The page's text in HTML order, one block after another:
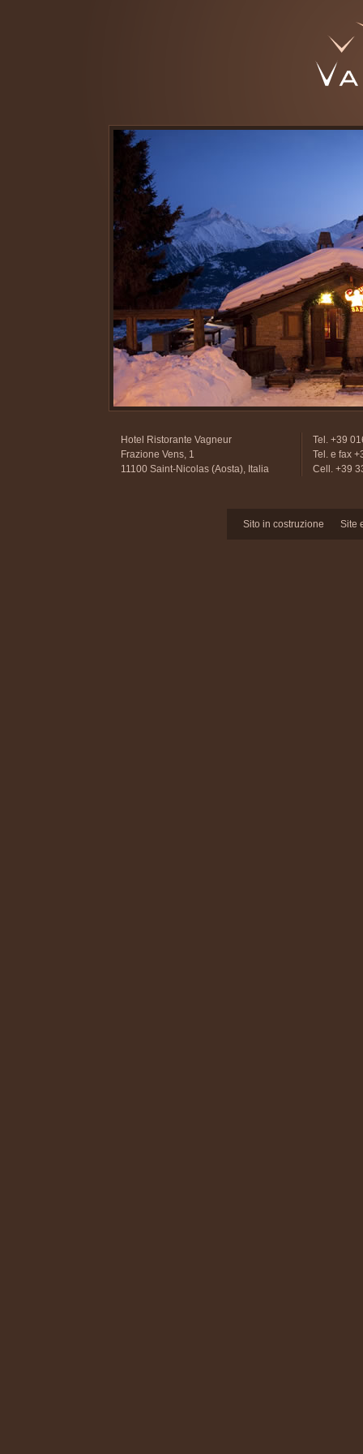
Hotel Ristorante Vagneur
Frazione Vens, 1
11100 Saint-Nicolas (Aosta), Italia
Tel. +39
Tel. e fax
Cell. +39
Sito in costruzione Site